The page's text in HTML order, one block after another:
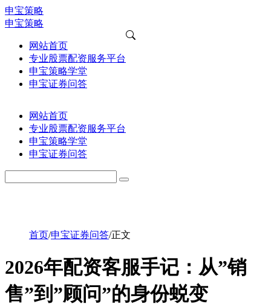
申宝策略
申宝策略
网站首页
专业股票配资服务平台
申宝策略学堂
申宝证券问答
网站首页
专业股票配资服务平台
申宝策略学堂
申宝证券问答
首页/申宝证券问答/正文
2026年配资客服手记：从”销
售”到”顾问”的身份蜕变